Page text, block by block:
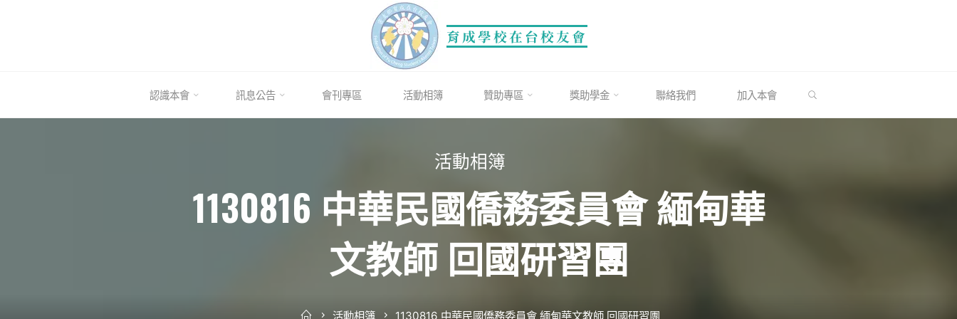
育成學校在台校友會
認識本會 訊息公告 會刊專區 活動相簿 贊助專區 獎助學金 聯絡我們 加入本會
活動相簿
1130816 中華民國僑務委員會 緬甸華
文教師 回國研習團
Home活動相簿 1130816 中華民國僑務委員會 緬甸華文教師 回國研習團